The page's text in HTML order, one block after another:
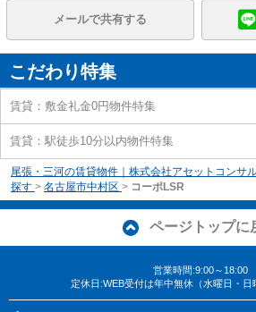
メールで共有する
こだわり特集
賃貸：敷金礼金0円物件特集
賃貸：駅徒歩10分以内物件特集
尾張・三河の賃貸物件｜株式会社アセットコンサ
探す > 名古屋市中村区 > コーポLSR
ページトップに
営業時間:9:00～18:00
定休日:WEB受付は年中無休（水曜日・日